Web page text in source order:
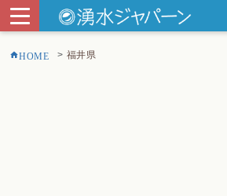
HOME 福井県